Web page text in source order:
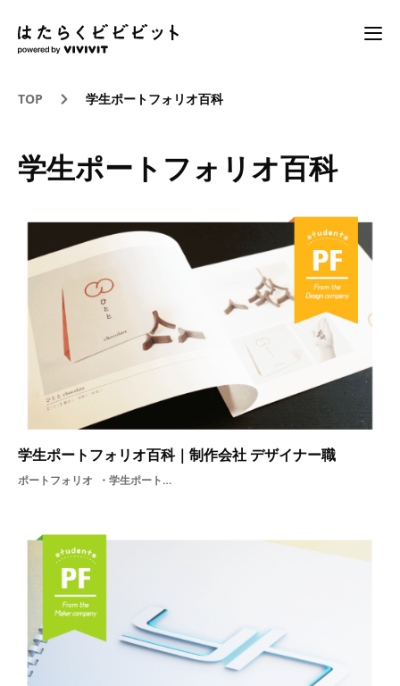
TOP 学生ポートフォリオ百科
学生ポートフォリオ百科
学生ポートフォリオ百科｜制作会社 デザイナー職
ポートフォリオ 学生ポートフォリオ百科デザイン就活学生